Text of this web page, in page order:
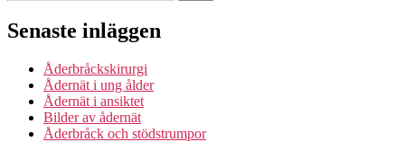
efter:
Senaste inläggen
Åderbråckskirurgi
Ådernät i ung ålder
Ådernät i ansiktet
Bilder av ådernät
Åderbråck och stödstrumpor